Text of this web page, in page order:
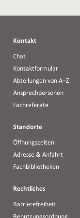
Kontakt
Chat
Kontaktformular
Abteilungen von A–Z
Ansprechpersonen
Fachreferate
Standorte
Öffnungszeiten
Adresse & Anfahrt
Fachbibliotheken
Rechtliches
Barrierefreiheit